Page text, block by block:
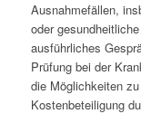
Ausnahmefällen,
oder
ausführliches
Prüfung bei der
die Möglichkeiten
Kostenbeteiligung